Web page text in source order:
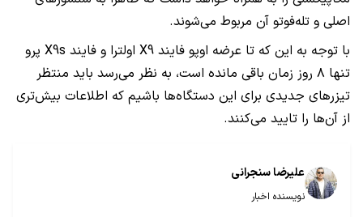
اصلی و تله‌فوتو آن مربوط می‌شوند.
با توجه به این که تا عرضه اوپو فایند X9 اولترا و فایند X9s پرو
تنها ۸ روز زمان باقی مانده است، به نظر می‌رسد باید منتظر
تیزرهای جدیدی برای این دستگاه‌ها باشیم که اطلاعات بیش‌تری
از آن‌ها را تایید می‌کنند.
علیرضا سنجرانی
نویسنده اخبار